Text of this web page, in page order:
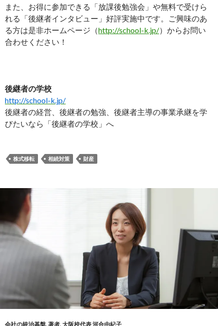
また、お得に参加できる「放課後勉強会」や無料で受けら
れる「後継者インタビュー」好評実施中です。ご興味のあ
る方は是非ホームページ（http://school-k.jp/）からお問い
合わせください！
後継者の学校
http://school-k.jp/
後継者の経営、後継者の勉強、後継者主導の事業承継を学
びたいなら「後継者の学校」へ
株式移転 相続対策 財産
会社の統治基盤, 著者, 大阪校代表 河合由紀子